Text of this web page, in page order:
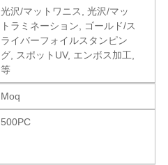
光沢/マットワニス, 光沢/マッ
トラミネーション, ゴールド/ス
ライバーフォイルスタンピン
グ, スポットUV, エンボス加工,
等
Moq
500PC